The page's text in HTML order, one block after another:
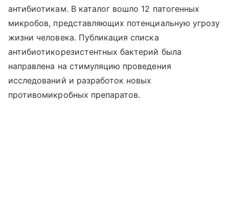
антибиотикам. В каталог вошло 12 патогенных
микробов, представляющих потенциальную угрозу
жизни человека. Публикация списка
антибиотикорезистентных бактерий была
направлена на стимуляцию проведения
исследований и разработок новых
противомикробных препаратов.